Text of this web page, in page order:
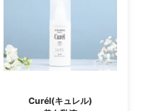
Curél(キュレル)